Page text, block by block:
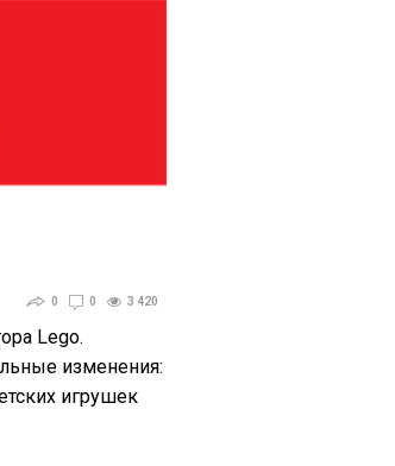
0 0 3 420
Lego.
изменения:
игрушек